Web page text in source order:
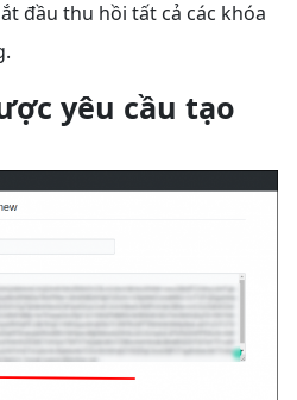
đầu thu hồi tất cả các khóa
yêu cầu tạo